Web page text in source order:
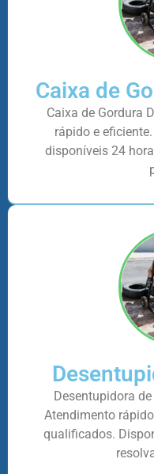
Caixa de
Caixa de Gordura
rápido e
disponíveis 24
Desentupidora
Atendimento
qualificados.